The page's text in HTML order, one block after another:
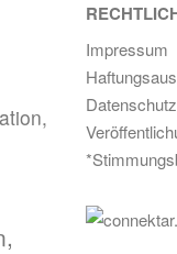
Impressum
Datenschutz